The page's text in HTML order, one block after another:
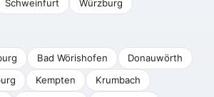
Schweinfurt Würzburg
Bad Wörishofen
Donauwörth
Kempten
Krumbach